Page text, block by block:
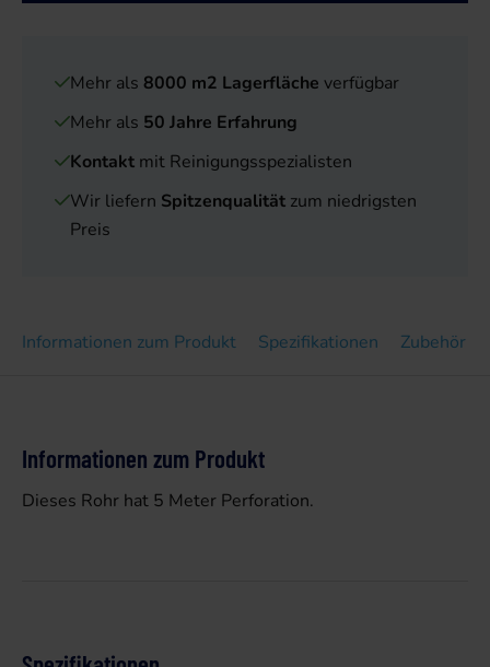
Mehr als 8000 m2 Lagerfläche verfügbar
Mehr als 50 Jahre Erfahrung
Kontakt mit Reinigungsspezialisten
Wir liefern Spitzenqualität zum niedrigsten
Preis
Informationen zum Produkt Spezifikationen Zubehör
Informationen zum Produkt
Dieses Rohr hat 5 Meter Perforation.